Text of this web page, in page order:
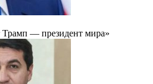
— президент мира»